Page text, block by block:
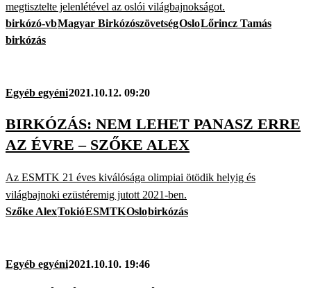
megtisztelte jelenlétével az oslói világbajnokságot.
birkózó-vbMagyar BirkózószövetségOsloLőrincz Tamás
birkózás
Egyéb egyéni2021.10.12. 09:20
BIRKÓZÁS: NEM LEHET PANASZ ERRE
AZ ÉVRE – SZŐKE ALEX
Az ESMTK 21 éves kiválósága olimpiai ötödik helyig és
világbajnoki ezüstéremig jutott 2021-ben.
Szőke AlexTokióESMTKOslobirkózás
Egyéb egyéni2021.10.10. 19:46